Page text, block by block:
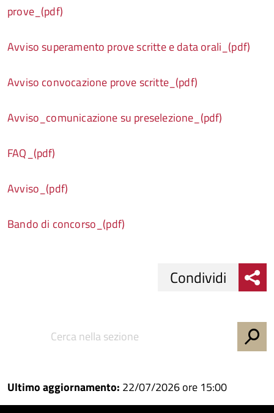
prove_(pdf)
Avviso superamento prove scritte e data orali_(pdf)
Avviso convocazione prove scritte_(pdf)
Avviso_comunicazione su preselezione_(pdf)
FAQ_(pdf)
Avviso_(pdf)
Bando di concorso_(pdf)
Condividi
Twitter
su
Condividi
Condividi
Ultimo aggiornamento: 22/07/2026 ore 15:00